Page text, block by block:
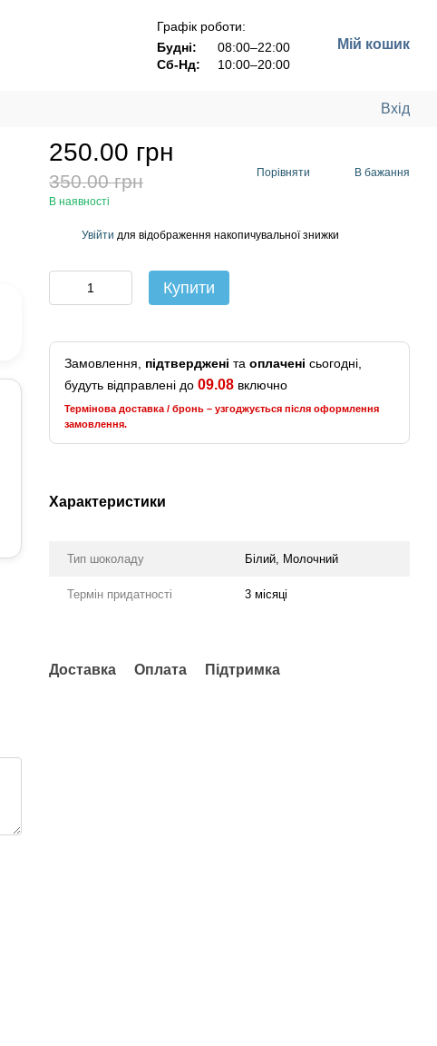
Графік роботи:
Будні:
08:00–22:00
Сб-Нд:
10:00–20:00
Мій кошик
Вхід
250.00 грн
350.00 грн
В наявності
Порівняти В бажання
Увійти для відображення накопичувальної знижки
Купити
Замовлення, підтверджені та оплачені сьогодні,
будуть відправлені до 09.08 включно
Термінова доставка / бронь – узгоджується після оформлення
замовлення.
Характеристики
Тип шоколаду Білий, Молочний
Термін придатності 3 місяці
Доставка Оплата Підтримка